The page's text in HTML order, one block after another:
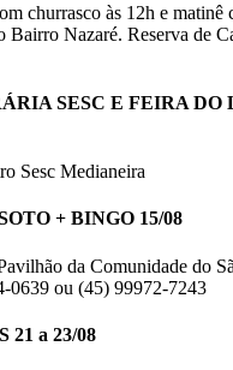
churrasco às 12h e matinê
Bairro Nazaré. Reserva de
SESC E FEIRA DO
Sesc Medianeira
+ BINGO 15/08
da Comunidade do
0639 ou (45) 99972-7243
21 a 23/08